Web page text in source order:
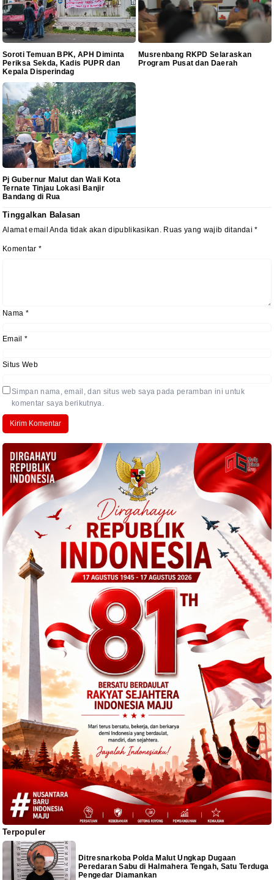
Soroti Temuan BPK, APH Diminta
Periksa Sekda, Kadis PUPR dan
Kepala Disperindag
Musrenbang RKPD Selaraskan
Program Pusat dan Daerah
Pj Gubernur Malut dan Wali Kota
Ternate Tinjau Lokasi Banjir
Bandang di Rua
Tinggalkan Balasan
Alamat email Anda tidak akan dipublikasikan. Ruas yang wajib ditandai*
Komentar *
Nama *
Email *
Situs Web
Simpan nama, email, dan situs web saya pada peramban ini untuk
komentar saya berikutnya.
Terpopuler
Ditresnarkoba Polda Malut Ungkap Dugaan
Peredaran Sabu di Halmahera Tengah, Satu Terduga
Pengedar Diamankan